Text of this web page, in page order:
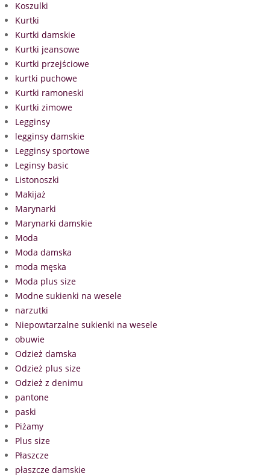
Koszulki
Kurtki
Kurtki damskie
Kurtki jeansowe
Kurtki przejściowe
kurtki puchowe
Kurtki ramoneski
Kurtki zimowe
Legginsy
legginsy damskie
Legginsy sportowe
Leginsy basic
Listonoszki
Makijaż
Marynarki
Marynarki damskie
Moda
Moda damska
moda męska
Moda plus size
Modne sukienki na wesele
narzutki
Niepowtarzalne sukienki na wesele
obuwie
Odzież damska
Odzież plus size
Odzież z denimu
pantone
paski
Piżamy
Plus size
Płaszcze
płaszcze damskie